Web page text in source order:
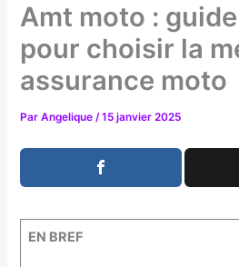
Amt moto :
pour choisir la
assurance moto
ParAngelique/15 janvier 2025
EN BREF